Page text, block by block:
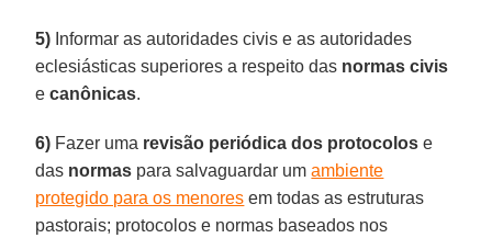
5) Informar as autoridades civis e as autoridades
eclesiásticas superiores a respeito das normas civis
ecanônicas.
6) Fazer uma revisão periódica dos protocolos e
das normas para salvaguardar umambiente
protegido para os menores em todas as estruturas
pastorais; protocolos e normas baseados nos